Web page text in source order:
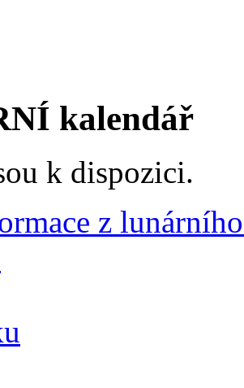
kalendář
k dispozici.
z